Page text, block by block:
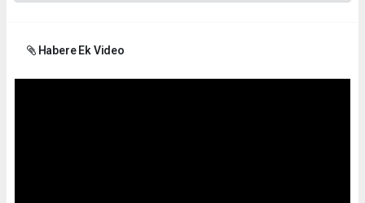
Habere Ek Video